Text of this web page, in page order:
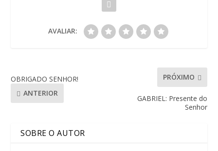
AVALIAR:
OBRIGADO SENHOR!
ANTERIOR
PRÓXIMO
GABRIEL: Presente do
Senhor
SOBRE O AUTOR